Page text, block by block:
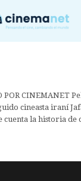
POR CINEMANET
cineasta iraní
cuenta la historia de